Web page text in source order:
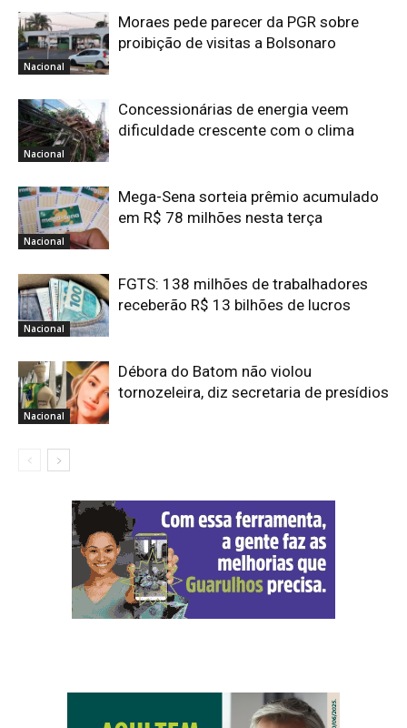
Nacional
Moraes pede parecer da PGR sobre
proibição de visitas a Bolsonaro
Nacional
Concessionárias de energia veem
dificuldade crescente com o clima
Nacional
Mega-Sena sorteia prêmio acumulado
em R$ 78 milhões nesta terça
Nacional
FGTS: 138 milhões de trabalhadores
receberão R$ 13 bilhões de lucros
Nacional
Débora do Batom não violou
tornozeleira, diz secretaria de presídios